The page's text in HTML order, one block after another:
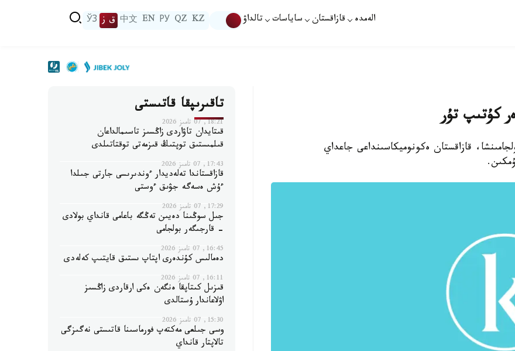
الەمدە قازاقستان ساياسات تالداۋ KZ
QZ
РУ
EN
中文 ق ز ЎЗ
كۇتىپ تۇر
قازاقستان ەكونوميكاسىنداعى جاعداي
تاقىرىپقا قاتىستى
18:21, 07 تامىز 2026
قىتايدان تاۋاردى زاڭسىز تاسىمالداعان
قىلمىستىق توپتىڭ قىزمەتى توقتاتىلدى
17:43, 07 تامىز 2026
قازاقستاندا تەلەديدار ءوندىرىسى جارتى جىلدا
ءۇش ەسەگە جۋىق ءوستى
17:29, 07 تامىز 2026
جىل سوڭىنا دەيىن تەڭگە باعامى قانداي بولادى
- قارجىگەر بولجامى
16:45, 07 تامىز 2026
دەمالىس كۇندەرى اپتاپ ىستىق قايتىپ كەلەدى
16:11, 07 تامىز 2026
قىزىل كىتاپقا ەنگەن ەكى ارقاردى زاڭسىز
اۋلاعاندار ۇستالدى
15:30, 07 تامىز 2026
وسى جىلعى مەكتەپ فورماسىنا قاتىستى نەگىزگى
تالاپتار قانداي